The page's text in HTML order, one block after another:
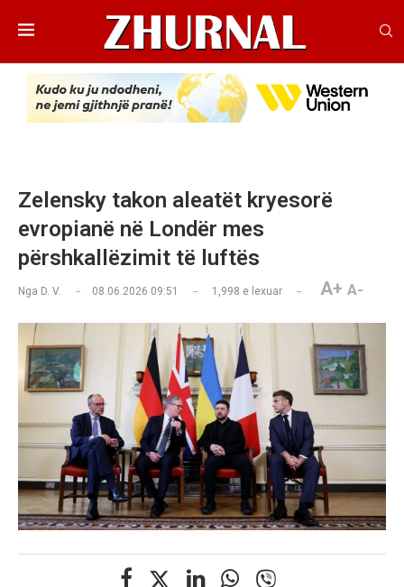
Zelensky takon aleatët kryesorë
evropianë në Londër mes
përshkallëzimit të luftës
Nga D. V. 08.06.2026 09:51 1,998 e lexuar A+ A-